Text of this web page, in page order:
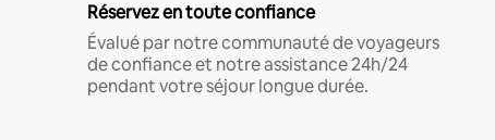
Réservez en toute confiance
Évalué par notre communauté de voyageurs
de confiance et notre assistance 24h/24
pendant votre séjour longue durée.